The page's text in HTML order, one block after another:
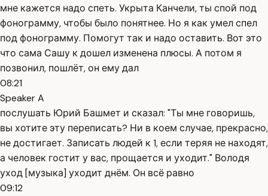
мне кажется надо спеть. Укрыта Канчели, ты спой под
фонограмму, чтобы было понятнее. Но я как умел спел
под фонограмму. Помогут так и надо оставить. Вот это
что сама Сашу к дошел изменена плюсы. А потом я
позвонил, пошлёт, он ему дал
08:21
Speaker A
послушать Юрий Башмет и сказал: "Ты мне говоришь,
вы хотите эту переписать? Ни в коем случае, прекрасно,
не достигает. Записать людей к 1, если теряя не находят,
а человек гостит у вас, прощается и уходит." Володя
уход [музыка] уходит днём. Он всё равно
09:12